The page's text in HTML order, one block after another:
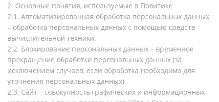
2. Основные понятия, используемые в Политике
2.1. Автоматизированная обработка персональных данных
– обработка персональных данных с помощью средств
вычислительной техники.
2.2. Блокирование персональных данных – временное
прекращение обработки персональных данных (за
исключением случаев, если обработка необходима для
уточнения персональных данных).
2.3. Сайт – совокупность графических и информационных